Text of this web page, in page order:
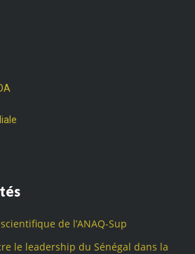
de l’ANAQ-Sup
le leadership du Sénégal dans la